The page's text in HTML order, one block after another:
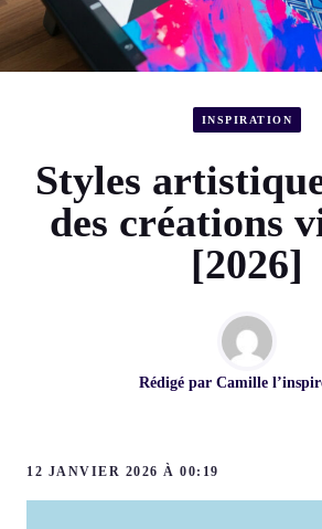
INSPIRATION
Styles
des créations
[2026]
Rédigé par Camille
12 JANVIER 2026 À 00:19